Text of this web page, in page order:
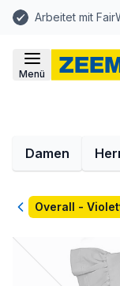
Arbeitet mit
Menü
Damen
ZurückOverall -